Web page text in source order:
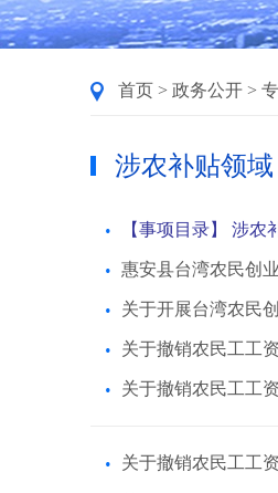
首页 > 政务公开 >
涉农补贴领域
【事项目录】 涉
惠安县台湾农民创
关于开展台湾农民
关于撤销农民工工
关于撤销农民工工
关于撤销农民工工